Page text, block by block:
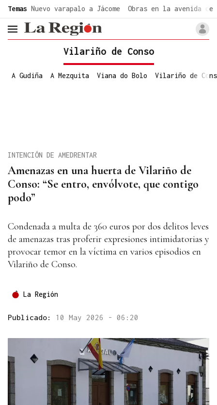
Temas Nuevo varapalo a Jácome Obras en la avenida de
header.menu.open
Vilariño de Conso
A Gudiña A Mezquita Viana do Bolo Vilariño de
Amenazas en una huerta de Vilariño de
Conso: “Se entro, envólvote, que contigo
podo”
INTENCIÓN DE AMEDRENTAR
Condenada a multa de 360 euros por dos delitos leves
de amenazas tras proferir expresiones intimidatorias y
provocar temor en la víctima en varios episodios en
Vilariño de Conso.
La Región
Publicado: 10 May 2026 - 06:20